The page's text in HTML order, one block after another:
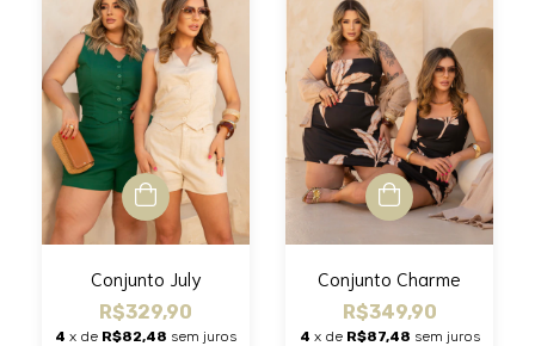
Conjunto July
R$329,90
4 x de R$82,48 sem juros
Conjunto Charme
R$349,90
4 x de R$87,48 sem juros